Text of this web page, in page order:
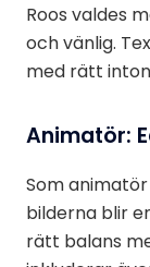
Roos valdes
och vänlig.
med rätt
Animatör:
Som
bilderna blir
rätt balans